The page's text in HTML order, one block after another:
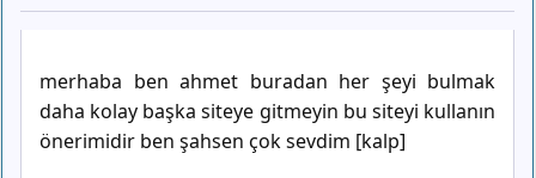
merhaba ben ahmet buradan her şeyi bulmak
daha kolay başka siteye gitmeyin bu siteyi kullanın
önerimidir ben şahsen çok sevdim [kalp]